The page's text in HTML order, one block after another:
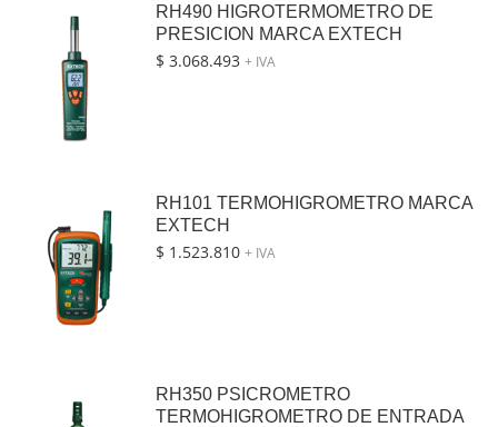
RH490 HIGROTERMOMETRO DE
PRESICION MARCA EXTECH
$ 3.068.493 + IVA
RH101 TERMOHIGROMETRO MARCA
EXTECH
$ 1.523.810 + IVA
RH350 PSICROMETRO
TERMOHIGROMETRO DE ENTRADA